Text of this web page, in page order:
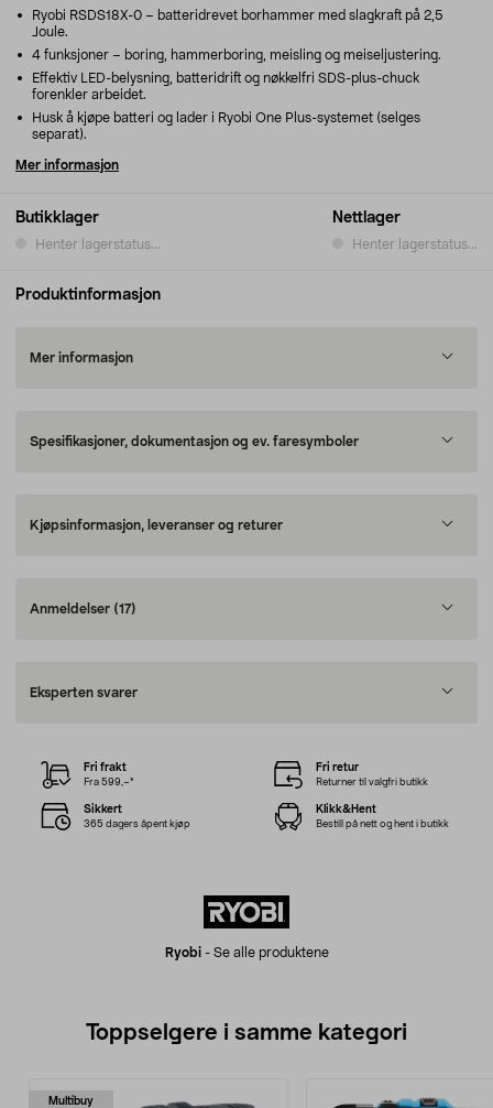
Butikklager
Henter lagerstatus...
Nettlager
Henter lagerstatus...
Ryobi RSDS18X-0 – batteridrevet borhammer med slagkraft på 2,5
Joule.
4 funksjoner – boring, hammerboring, meisling og meiseljustering.
Effektiv LED-belysning, batteridrift og nøkkelfri SDS-plus-chuck
forenkler arbeidet.
Husk å kjøpe batteri og lader i Ryobi One Plus-systemet (selges
separat).
Mer informasjon
Produktinformasjon
Mer informasjon
Spesifikasjoner, dokumentasjon og ev. faresymboler
Kjøpsinformasjon, leveranser og returer
Anmeldelser (17)
Eksperten svarer
Ryobi- Se alle produktene
Fri frakt
Fra 599,–*
Fri retur
Returner til valgfri butikk
Sikkert
365 dagers åpent kjøp
Klikk&Hent
Bestill på nett og hent i butikk
Toppselgere i samme kategori
Multibuy